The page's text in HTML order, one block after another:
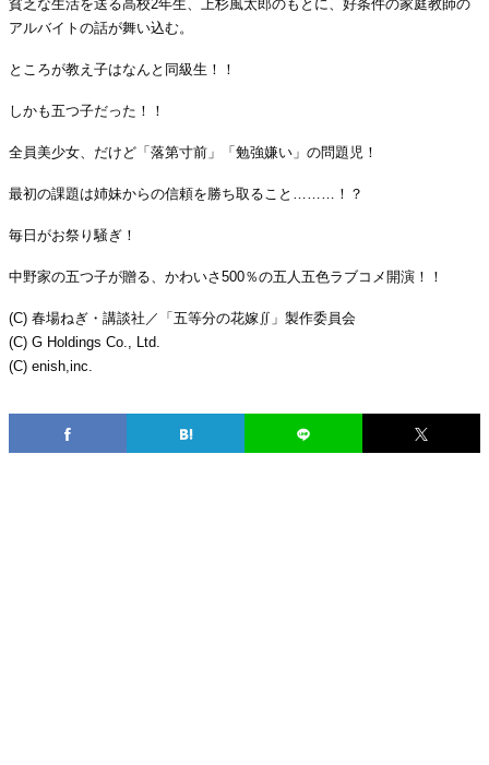
貧乏な生活を送る高校2年生、上杉風太郎のもとに、好条件の家庭教師の
アルバイトの話が舞い込む。
ところが教え子はなんと同級生！！
しかも五つ子だった！！
全員美少女、だけど「落第寸前」「勉強嫌い」の問題児！
最初の課題は姉妹からの信頼を勝ち取ること………！？
毎日がお祭り騒ぎ！
中野家の五つ子が贈る、かわいさ500％の五人五色ラブコメ開演！！
(C) 春場ねぎ・講談社／「五等分の花嫁∬」製作委員会
(C) G Holdings Co., Ltd.
(C) enish,inc.